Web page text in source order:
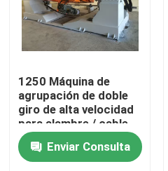
En casa
Productos
1250 Máquina de
agrupación de doble
giro de alta velocidad
para alambre / cable
10 16 25 4 * 2.5
Enviar Consulta